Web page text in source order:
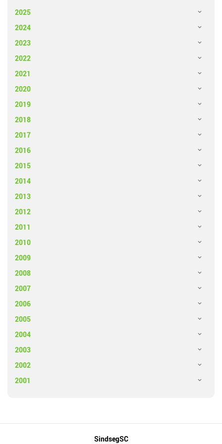
2025
2024
2023
2022
2021
2020
2019
2018
2017
2016
2015
2014
2013
2012
2011
2010
2009
2008
2007
2006
2005
2004
2003
2002
2001
SindsegSC